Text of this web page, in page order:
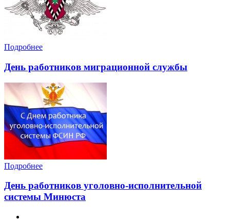
Подробнее
День работников миграционной службы
Подробнее
День работников уголовно-исполнительной
системы Минюста